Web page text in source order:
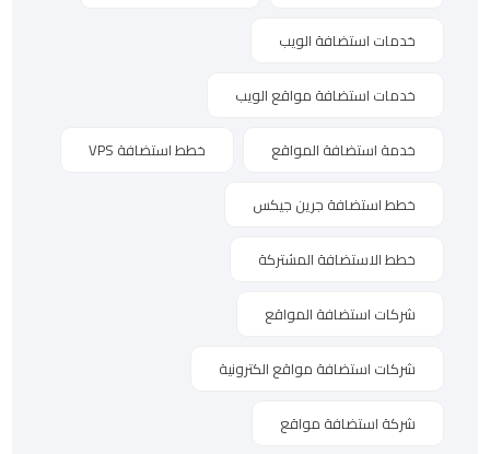
خدمات استضافة الويب
خدمات استضافة مواقع الويب
خدمة استضافة المواقع خطط استضافة VPS
خطط استضافة جرين جيكس
خطط الاستضافة المشتركة
شركات استضافة المواقع
شركات استضافة مواقع الكترونية
شركة استضافة مواقع